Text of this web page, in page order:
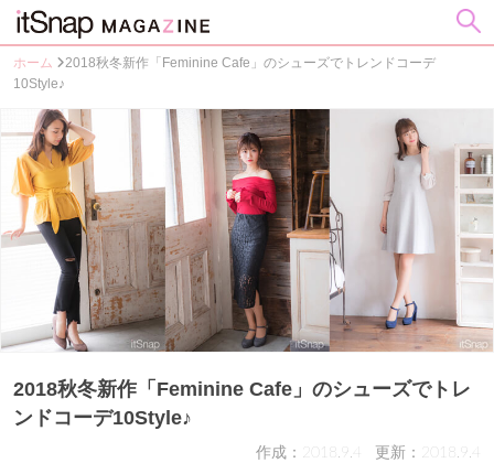
ホーム
2018秋冬新作「Feminine Cafe」のシューズでトレンドコーデ
10Style♪
2018秋冬新作「Feminine Cafe」のシューズでトレ
ンドコーデ10Style♪
作成：2018.9.4 更新：2018.9.4